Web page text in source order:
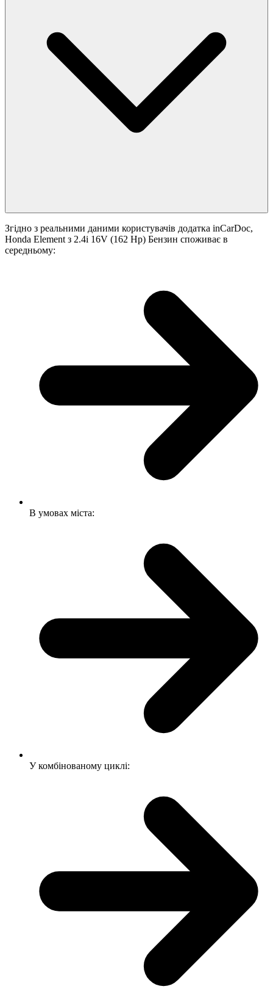
Згідно з реальними даними користувачів додатка inCarDoc,
Honda Element з 2.4i 16V (162 Hp) Бензин споживає в
середньому:
В умовах міста:
У комбінованому циклі: